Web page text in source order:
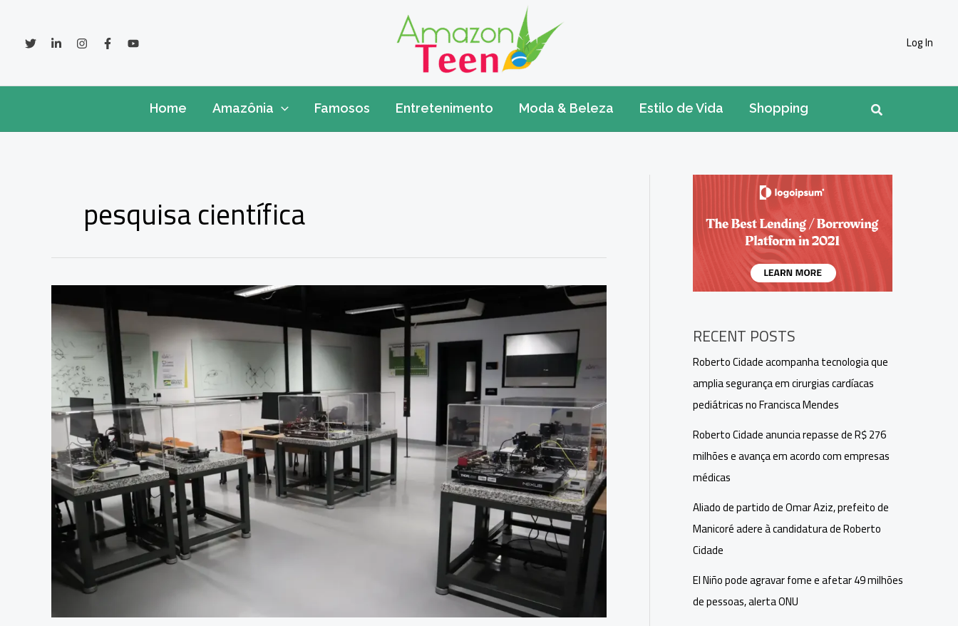
conteúdo
Log In
Home Amazônia Famosos Entretenimento Moda & Beleza Estilo de Vida Shopping Pesquisar
pesquisa científica
RECENT POSTS
Roberto Cidade acompanha tecnologia que
amplia segurança em cirurgias cardíacas
pediátricas no Francisca Mendes
Roberto Cidade anuncia repasse de R$ 276
milhões e avança em acordo com empresas
médicas
Aliado de partido de Omar Aziz, prefeito de
Manicoré adere à candidatura de Roberto
Cidade
El Niño pode agravar fome e afetar 49 milhões
de pessoas, alerta ONU